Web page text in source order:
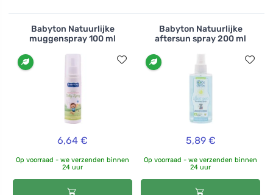
Babyton Natuurlijke
muggenspray 100 ml
6,64 €
Op voorraad - we verzenden binnen
24 uur
Babyton Natuurlijke
aftersun spray 200 ml
5,89 €
Op voorraad - we verzenden binnen
24 uur